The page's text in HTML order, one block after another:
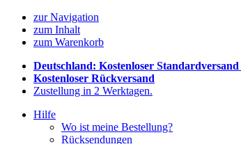
zur Navigation
zum Inhalt
zum Warenkorb
Deutschland: Kostenloser Standardversand
Kostenloser Rückversand
Zustellung in 2 Werktagen.
Hilfe
Wo ist meine Bestellung?
Rücksendungen